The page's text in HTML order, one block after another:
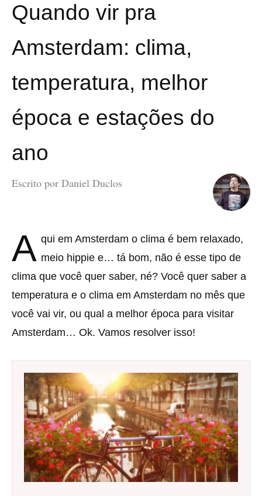
Quando vir pra
Amsterdam: clima,
temperatura, melhor
época e estações do
ano
Escrito por Daniel Duclos
A qui em Amsterdam o clima é bem relaxado,
meio hippie e… tá bom, não é esse tipo de
clima que você quer saber, né? Você quer saber a
temperatura e o clima em Amsterdam no mês que
você vai vir, ou qual a melhor época para visitar
Amsterdam… Ok. Vamos resolver isso!